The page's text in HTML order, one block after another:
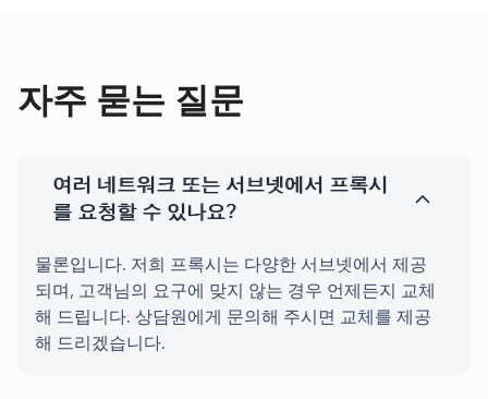
자주 묻는 질문
여러 네트워크 또는 서브넷에서 프록시
를 요청할 수 있나요?
물론입니다. 저희 프록시는 다양한 서브넷에서 제공
되며, 고객님의 요구에 맞지 않는 경우 언제든지 교체
해 드립니다. 상담원에게 문의해 주시면 교체를 제공
해 드리겠습니다.